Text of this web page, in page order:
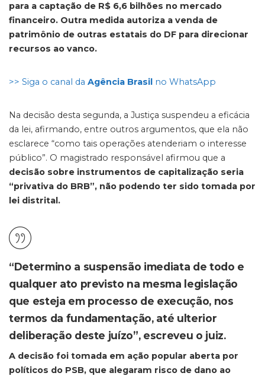
para a captação de R$ 6,6 bilhões no mercado
financeiro. Outra medida autoriza a venda de
patrimônio de outras estatais do DF para direcionar
recursos ao vanco.
>> Siga o canal da Agência Brasil no WhatsApp
Na decisão desta segunda, a Justiça suspendeu a eficácia
da lei, afirmando, entre outros argumentos, que ela não
esclarece “como tais operações atenderiam o interesse
público”. O magistrado responsável afirmou que a
decisão sobre instrumentos de capitalização seria
“privativa do BRB”, não podendo ter sido tomada por
lei distrital.
“Determino a suspensão imediata de todo e
qualquer ato previsto na mesma legislação
que esteja em processo de execução, nos
termos da fundamentação, até ulterior
deliberação deste juízo”, escreveu o juiz.
A decisão foi tomada em ação popular aberta por
políticos do PSB, que alegaram risco de dano ao